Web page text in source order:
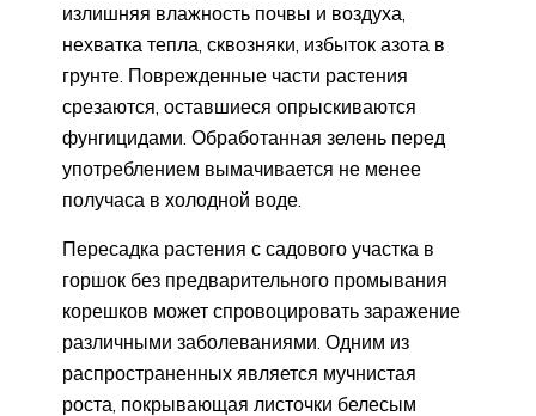
излишняя влажность почвы и воздуха,
нехватка тепла, сквозняки, избыток азота в
грунте. Поврежденные части растения
срезаются, оставшиеся опрыскиваются
фунгицидами. Обработанная зелень перед
употреблением вымачивается не менее
получаса в холодной воде.
Пересадка растения с садового участка в
горшок без предварительного промывания
корешков может спровоцировать заражение
различными заболеваниями. Одним из
распространенных является мучнистая
роста, покрывающая листочки белесым